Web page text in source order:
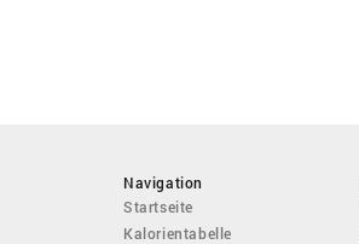
Navigation
Startseite
Kalorientabelle